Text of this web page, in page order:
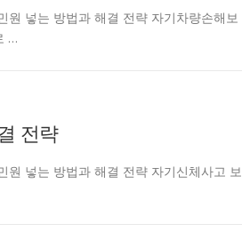
원 넣는 방법과 해결 전략 자기차량손해보
…
전략
원 넣는 방법과 해결 전략 자기신체사고 보